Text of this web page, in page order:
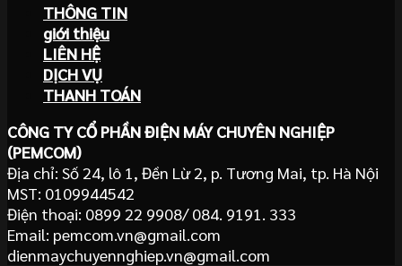
THÔNG TIN
giới thiệu
LIÊN HỆ
DỊCH VỤ
THANH TOÁN
CÔNG TY CỔ PHẦN ĐIỆN MÁY CHUYÊN NGHIỆP
(PEMCOM)
Địa chỉ: Số 24, lô 1, Đền Lừ 2, p. Tương Mai, tp. Hà Nội
MST: 0109944542
Điện thoại: 0899 22 9908/ 084. 9191. 333
Email: pemcom.vn@gmail.com
dienmaychuyennghiep.vn@gmail.com